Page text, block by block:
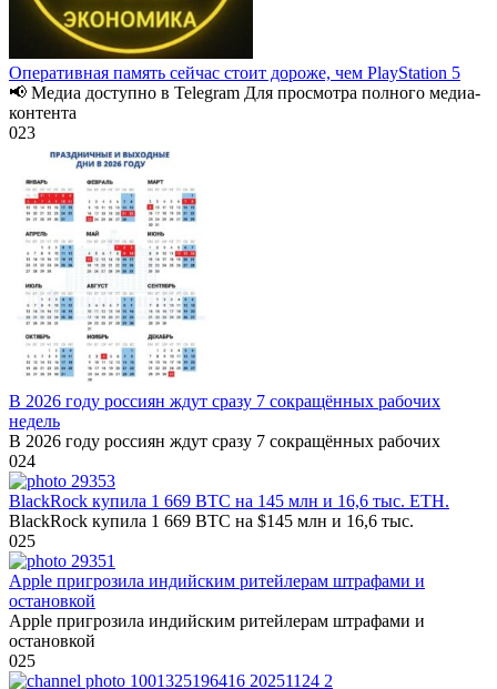
Оперативная память сейчас стоит дороже, чем PlayStation 5
📢 Медиа доступно в Telegram Для просмотра полного медиа-
контента
023
В 2026 году россиян ждут сразу 7 сокращённых рабочих
недель
В 2026 году россиян ждут сразу 7 сокращённых рабочих
024
BlackRock купила 1 669 BTC на 145 млн и 16,6 тыс. ETH.
BlackRock купила 1 669 BTC на $145 млн и 16,6 тыс.
025
Apple пригрозила индийским ритейлерам штрафами и
остановкой
Apple пригрозила индийским ритейлерам штрафами и
остановкой
025